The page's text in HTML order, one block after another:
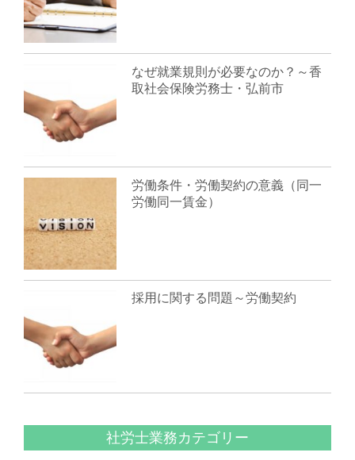
なぜ就業規則が必要なのか？～香
取社会保険労務士・弘前市
労働条件・労働契約の意義（同一
労働同一賃金）
採用に関する問題～労働契約
社労士業務カテゴリー